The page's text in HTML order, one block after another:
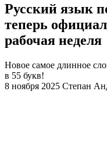
Русский язык
теперь
рабочая неделя
Новое самое длинное
в 55 букв!
8 ноября 2025 Степан